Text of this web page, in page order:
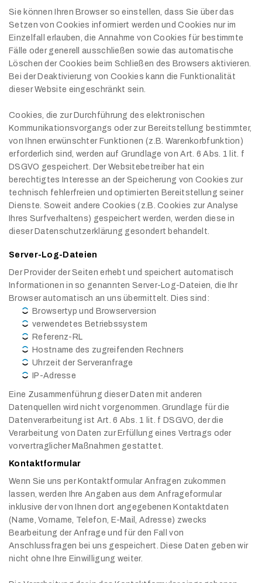
Sie können Ihren Browser so einstellen, dass Sie über das
Setzen von Cookies informiert werden und Cookies nur im
Einzelfall erlauben, die Annahme von Cookies für bestimmte
Fälle oder generell ausschließen sowie das automatische
Löschen der Cookies beim Schließen des Browsers aktivieren.
Bei der Deaktivierung von Cookies kann die Funktionalität
dieser Website eingeschränkt sein.
Cookies, die zur Durchführung des elektronischen
Kommunikationsvorgangs oder zur Bereitstellung bestimmter,
von Ihnen erwünschter Funktionen (z.B. Warenkorbfunktion)
erforderlich sind, werden auf Grundlage von Art. 6 Abs. 1 lit. f
DSGVO gespeichert. Der Websitebetreiber hat ein
berechtigtes Interesse an der Speicherung von Cookies zur
technisch fehlerfreien und optimierten Bereitstellung seiner
Dienste. Soweit andere Cookies (z.B. Cookies zur Analyse
Ihres Surfverhaltens) gespeichert werden, werden diese in
dieser Datenschutzerklärung gesondert behandelt.
Server-Log-Dateien
Der Provider der Seiten erhebt und speichert automatisch
Informationen in so genannten Server-Log-Dateien, die Ihr
Browser automatisch an uns übermittelt. Dies sind:
Browsertyp und Browserversion
verwendetes Betriebssystem
Referenz-RL
Hostname des zugreifenden Rechners
Uhrzeit der Serveranfrage
IP-Adresse
Eine Zusammenführung dieser Daten mit anderen
Datenquellen wird nicht vorgenommen. Grundlage für die
Datenverarbeitung ist Art. 6 Abs. 1 lit. f DSGVO, der die
Verarbeitung von Daten zur Erfüllung eines Vertrags oder
vorvertraglicher Maßnahmen gestattet.
Kontaktformular
Wenn Sie uns per Kontaktformular Anfragen zukommen
lassen, werden Ihre Angaben aus dem Anfrageformular
inklusive der von Ihnen dort angegebenen Kontaktdaten
(Name, Vorname, Telefon, E-Mail, Adresse) zwecks
Bearbeitung der Anfrage und für den Fall von
Anschlussfragen bei uns gespeichert. Diese Daten geben wir
nicht ohne Ihre Einwilligung weiter.